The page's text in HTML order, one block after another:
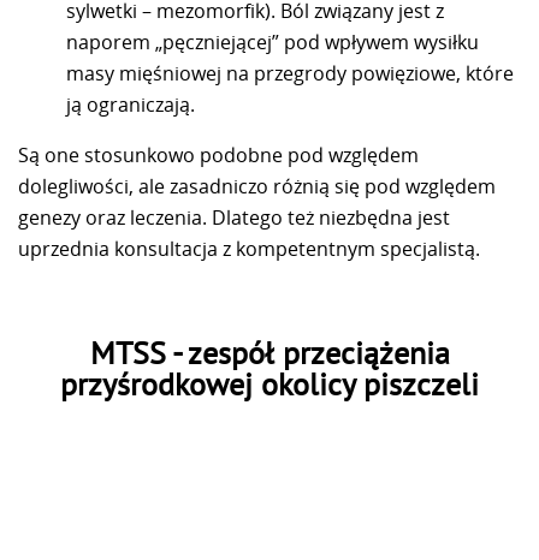
sylwetki – mezomorfik). Ból związany jest z
naporem „pęczniejącej” pod wpływem wysiłku
masy mięśniowej na przegrody powięziowe, które
ją ograniczają.
Są one stosunkowo podobne pod względem
dolegliwości, ale zasadniczo różnią się pod względem
genezy oraz leczenia. Dlatego też niezbędna jest
uprzednia konsultacja z kompetentnym specjalistą.
MTSS - zespół przeciążenia
przyśrodkowej okolicy piszczeli